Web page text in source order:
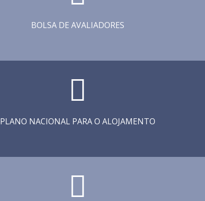
BOLSA DE AVALIADORES
PLANO NACIONAL PARA O ALOJAMENTO